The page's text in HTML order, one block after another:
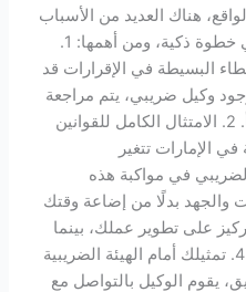
هناك العديد من الأسباب
التي تجعل التعاقد مع وكيل ضريبي خطوة ذكية، ومن أهمها: 1.
البسيطة في الإقرارات قد
وكيل ضريبي، يتم مراجعة
كل التفاصيل بدقة لتفادي أي خطأ. 2. الامتثال الكامل للقوانين
الإمارات تتغير
في مواكبة هذه
3. توفير الوقت والجهد بدلًا من إضاعة وقتك
على تطوير عملك، بينما
يتولى الوكيل كل الأمور الضريبية. 4. تمثيلك أمام الهيئة الضريبية
يقوم الوكيل بالتواصل مع